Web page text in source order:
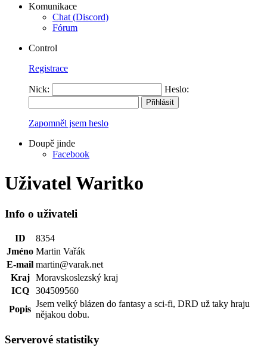
Komunikace
Chat (Discord)
Fórum
Control
Registrace
Nick: Heslo:
Zapomněl jsem heslo
Doupě jinde
Facebook
Uživatel Waritko
Info o uživateli
ID
8354
Jméno Martin Vařák
E-mail martin@varak.net
Kraj
Moravskoslezský kraj
ICQ
304509560
Popis
Jsem velký blázen do fantasy a sci-fi, DRD už taky hraju
nějakou dobu.
Serverové statistiky